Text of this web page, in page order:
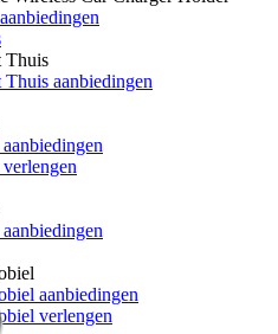
Thuis
Thuis aanbiedingen
aanbiedingen
verlengen